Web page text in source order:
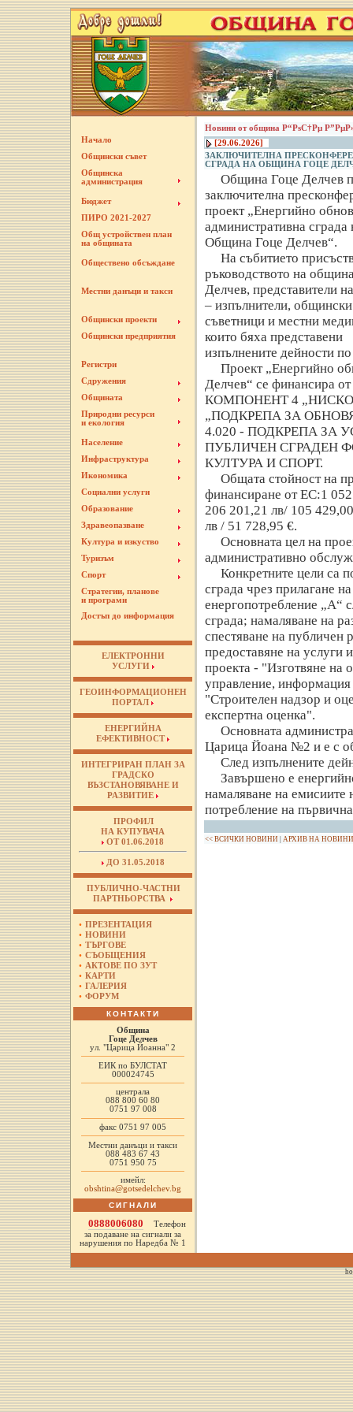
ЕЛЕКТРОННИ
УСЛУГИ
ГЕОИНФОРМАЦИОНЕН
ПОРТАЛ
ЕНЕРГИЙНА
ЕФЕКТИВНОСТ
ИНТЕГРИРАН ПЛАН ЗА
ГРАДСКО
ВЪЗСТАНОВЯВАНЕ И
РАЗВИТИЕ
ПРОФИЛ
НА КУПУВАЧА
ОТ 01.06.2018
ДО 31.05.2018
ПУБЛИЧНО-ЧАСТНИ
ПАРТНЬОРСТВА
• ПРЕЗЕНТАЦИЯ
• НОВИНИ
• ТЪРГОВЕ
• СЪОБЩЕНИЯ
• АКТОВЕ ПО ЗУТ
• КАРТИ
• ГАЛЕРИЯ
• ФОРУМ
КОНТАКТИ
Община
Гоце Делчев
ул. "Царица Йоанна" 2
ЕИК по БУЛСТАТ
000024745
централа
088 800 60 80
0751 97 008
факс 0751 97 005
Местни данъци и такси
088 483 67 43
0751 950 75
имейл:
obshtina@gotsedelchev.bg
СИГНАЛИ
0888006080
Телефон
за подаване на сигнали за
нарушения по Наредба № 1
Новини от община Р“РѕС†Рµ
[29.06.2026]
ЗАКЛЮЧИТЕЛНА
СГРАДА НА ОБЩИНА ГОЦЕ
Община Гоце Делчев
заключителна
проект „Енергийно
административна сграда
Община Гоце Делчев“.
На събитието
ръководството на
Делчев, представители
– изпълнители, общински
съветници и местни
които бяха представени
изпълнените дейности
Проект „Енергийно
Делчев“ се финансира
КОМПОНЕНТ 4
„ПОДКРЕПА ЗА
4.020 - ПОДКРЕПА ЗА
ПУБЛИЧЕН СГРАДЕН
КУЛТУРА И СПОРТ.
Общата стойност на
финансиране от ЕС:1
206 201,21 лв/ 105
лв / 51 728,95 €.
Основната цел на
административно
Конкретните цели са
сграда чрез прилагане
енергопотребление „А“
сграда; намаляване на
спестяване на публичен
предоставяне на услуги
проекта - "Изготвяне на
управление,
"Строителен надзор и
експертна оценка".
Основната
Царица Йоана №2 и е с
След изпълнените
Завършено е
намаляване на емисиите
потребление на
<< ВСИЧКИ НОВИНИ АРХИВ НА
Начало
Общински съвет
Общинска
администрация
Бюджет
ПИРО 2021-2027
Общ устройствен план
на общината
Обществено обсъждане
Местни данъци и такси
Общински проекти
Общински предприятия
Регистри
Сдружения
Общината
Природни ресурси
и екология
Население
Инфраструктура
Икономика
Социални услуги
Образование
Здравеопазване
Култура и изкуство
Туризъм
Спорт
Стратегии, планове
и програми
Достъп до информация